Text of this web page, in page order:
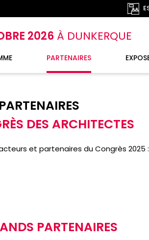
2026À DUNKERQUE
PARTENAIRES
PARTENAIRES
DES ARCHITECTES
et partenaires du Congrès 2025 :
PARTENAIRES